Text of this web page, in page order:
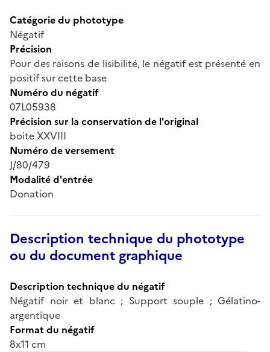
Catégorie du phototype
Négatif
Précision
Pour des raisons de lisibilité, le négatif est présenté en
positif sur cette base
Numéro du négatif
07L05938
Précision sur la conservation de l'original
boite XXVIII
Numéro de versement
J/80/479
Modalité d'entrée
Donation
Description technique du phototype
ou du document graphique
Description technique du négatif
Négatif noir et blanc ; Support souple ; Gélatino-
argentique
Format du négatif
8x11 cm